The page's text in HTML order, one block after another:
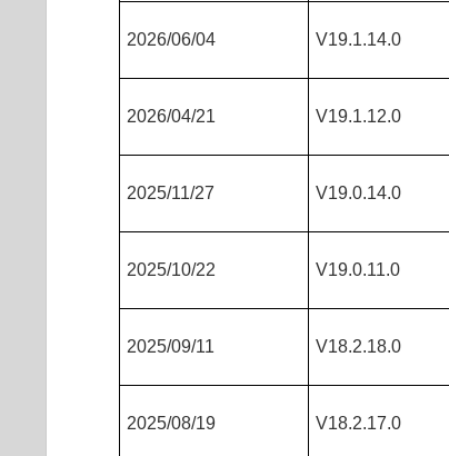
2026/06/04
V19.1.14.0
2026/04/21
V19.1.12.0
2025/11/27
V19.0.14.0
2025/10/22
V19.0.11.0
2025/09/11 V18.2.18.0
2025/08/19 V18.2.17.0